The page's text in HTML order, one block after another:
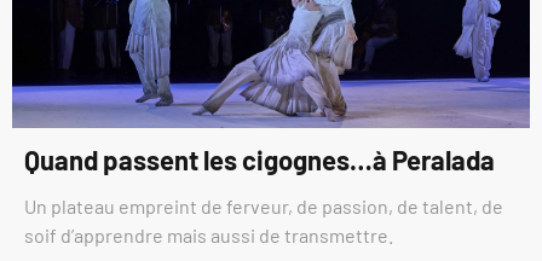
Quand passent les cigognes…à Peralada
Un plateau empreint de ferveur, de passion, de talent, de
soif d’apprendre mais aussi de transmettre.